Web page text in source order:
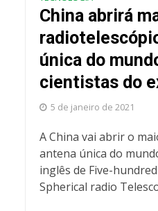
China abrirá
única do
cientistas do
5 de janeiro de 2021
A China vai abrir o
antena única do
inglês de Five-
Spherical radio